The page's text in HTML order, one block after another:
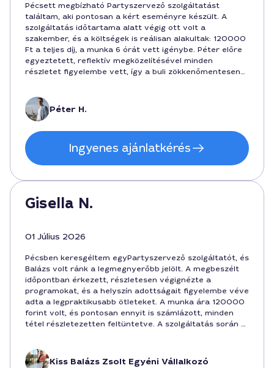
Pécsett megbízható Partyszervező szolgáltatást
találtam, aki pontosan a kért eseményre készült. A
szolgáltatás időtartama alatt végig ott volt a
szakember, és a költségek is reálisan alakultak: 120000
Ft a teljes díj, a munka 6 órát vett igénybe. Péter előre
egyeztetett, reflektív megközelítésével minden
részletet figyelembe vett, így a buli zökkenőmentesen
Péter H.
Ingyenes ajánlatkérés
Gisella N.
01 Július 2026
Pécsben keresgéltem egyPartyszervező szolgáltatót, és
Balázs volt ránk a legmegnyerőbb jelölt. A megbeszélt
időpontban érkezett, részletesen végignézte a
programokat, és a helyszín adottságait figyelembe véve
adta a legpraktikusabb ötleteket. A munka ára 120000
forint volt, és pontosan ennyit is számlázott, minden
tétel részletezetten feltüntetve. A szolgáltatás során a
Partyszervező szolgáltatást Pécsen mindenkinek.
Kiss Balázs Zsolt Egyéni Vállalkozó